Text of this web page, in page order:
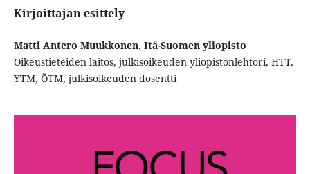
Kirjoittajan esittely
Matti Antero Muukkonen, Itä-Suomen yliopisto
Oikeustieteiden laitos, julkisoikeuden yliopistonlehtori, HTT,
YTM, ÕTM, julkisoikeuden dosentti